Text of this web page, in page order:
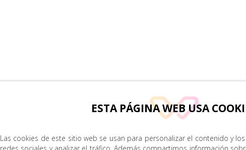
ESTA PÁGINA WEB USA
Las cookies de este sitio web se usan para personalizar el contenido y